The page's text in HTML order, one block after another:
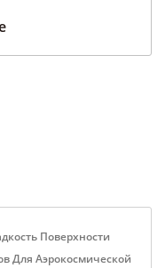
Поверхности
Для Аэрокосмической